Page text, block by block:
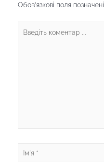
Обов’язкові поля позначені
коментар
Ім'я